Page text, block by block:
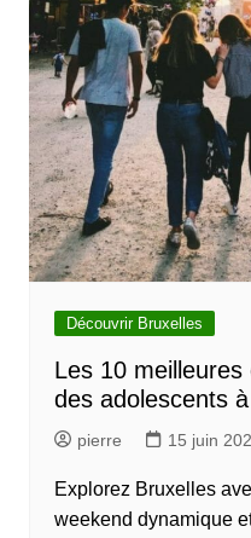
Découvrir Bruxelles
Les 10
des adolescents
pierre 15 juin
Explorez Bruxelles
weekend dynamique